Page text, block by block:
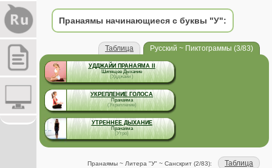
Пранаямы начинающиеся с буквы "У":
Таблица Русский ~ Пиктограммы (3/83)
УДДЖАЙИ ПРАНАЯМА II
Шипящее Дыхание
(Удджайи )
УКРЕПЛЕНИЕ ГОЛОСА
Пранаяма
(Укрепление)
УТРЕННЕЕ ДЫХАНИЕ
Пранаяма
(Утро)
Пранаямы ~ Литера "У" ~ Санскрит (2/83):
Таблица